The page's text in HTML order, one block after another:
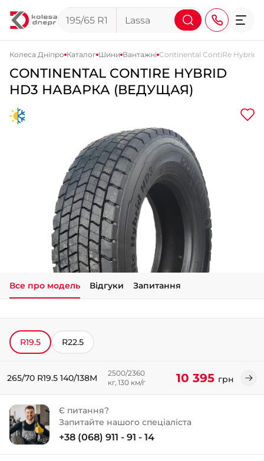
+38 (068) 911-911-4
+38 (095) 276-44-44
+38 (067) 911-14-14
- на Щепкіна
+38 (098) 911-911-0
- на Тополі
+38 (098) 911-911-4
- на Калиновій
+38 (077) 7-184-184
- Донецьке шосе
+38 (050)-911-911-2
Колеса Дніпро Каталог Шини Вантажні Continental ContiRe Hybrid
CONTINENTAL CONTIRE HYBRID
HD3 НАВАРКА (ВЕДУЩАЯ)
Все про модель Відгуки Запитання
R19.5 R22.5
265/70 R19.5 140/138M
2500/2360
кг, 130 км/г
10 395 грн
Є питання?
Запитайте нашого спеціаліста
+38 (068) 911 - 91 - 14